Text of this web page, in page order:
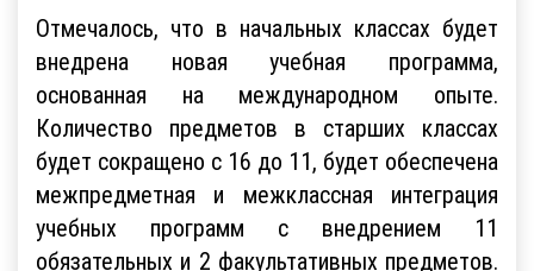
Отмечалось, что в начальных классах будет
внедрена новая учебная программа,
основанная на международном опыте.
Количество предметов в старших классах
будет сокращено с 16 до 11, будет обеспечена
межпредметная и межклассная интеграция
учебных программ с внедрением 11
обязательных и 2 факультативных предметов.